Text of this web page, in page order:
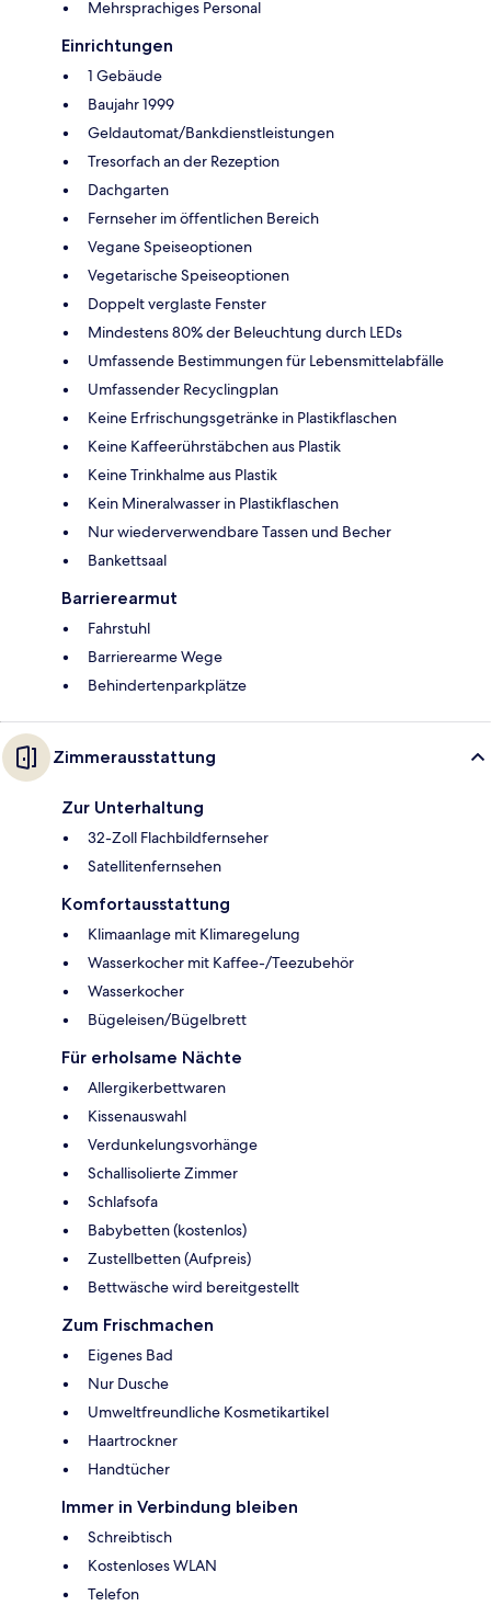
Mehrsprachiges Personal
Einrichtungen
1 Gebäude
Baujahr 1999
Geldautomat/Bankdienstleistungen
Tresorfach an der Rezeption
Dachgarten
Fernseher im öffentlichen Bereich
Vegane Speiseoptionen
Vegetarische Speiseoptionen
Doppelt verglaste Fenster
Mindestens 80% der Beleuchtung durch LEDs
Umfassende Bestimmungen für Lebensmittelabfälle
Umfassender Recyclingplan
Keine Erfrischungsgetränke in Plastikflaschen
Keine Kaffeerührstäbchen aus Plastik
Keine Trinkhalme aus Plastik
Kein Mineralwasser in Plastikflaschen
Nur wiederverwendbare Tassen und Becher
Bankettsaal
Barrierearmut
Fahrstuhl
Barrierearme Wege
Behindertenparkplätze
Zimmerausstattung
Zur Unterhaltung
32-Zoll Flachbildfernseher
Satellitenfernsehen
Komfortausstattung
Klimaanlage mit Klimaregelung
Wasserkocher mit Kaffee-/Teezubehör
Wasserkocher
Bügeleisen/Bügelbrett
Für erholsame Nächte
Allergikerbettwaren
Kissenauswahl
Verdunkelungsvorhänge
Schallisolierte Zimmer
Schlafsofa
Babybetten (kostenlos)
Zustellbetten (Aufpreis)
Bettwäsche wird bereitgestellt
Zum Frischmachen
Eigenes Bad
Nur Dusche
Umweltfreundliche Kosmetikartikel
Haartrockner
Handtücher
Immer in Verbindung bleiben
Schreibtisch
Kostenloses WLAN
Telefon